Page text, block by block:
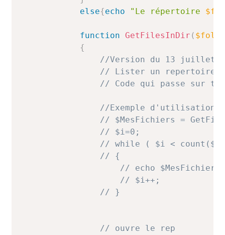
else{echo "Le répertoire
function GetFilesInDir (
{
//Version du 13 juillet
// Lister un repertoire
// Code qui passe sur
//Exemple d'utilisation
// $MesFichiers =
// $i=0;
// while ( $i <
// {
// echo
// $i++;
// }
// ouvre le rep